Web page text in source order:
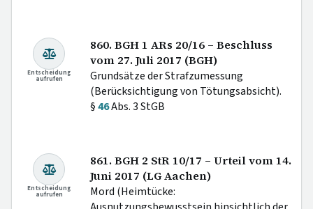
Entscheidung
aufrufen
860. BGH 1 ARs 20/16 – Beschluss
vom 27. Juli 2017 (BGH)
Grundsätze der Strafzumessung
(Berücksichtigung von Tötungsabsicht).
§46Abs. 3 StGB
Entscheidung
aufrufen
861. BGH 2 StR 10/17 – Urteil vom 14.
Juni 2017 (LG Aachen)
Mord (Heimtücke: